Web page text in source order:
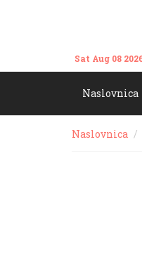
Sat Aug 08
Naslovnica
Naslovnica